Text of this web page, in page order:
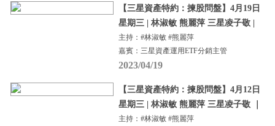
【三星資產特約：揀股問盤】4月19日
星期三 | 林淑敏 熊麗萍 三星凌子敬 |
主持：#林淑敏 #熊麗萍
嘉賓：三星資產運用ETF分銷主管
2023/04/19
【三星資產特約：揀股問盤】4月12日
星期三 | 林淑敏 熊麗萍 三星凌子敬 ｜
主持：#林淑敏 #熊麗萍